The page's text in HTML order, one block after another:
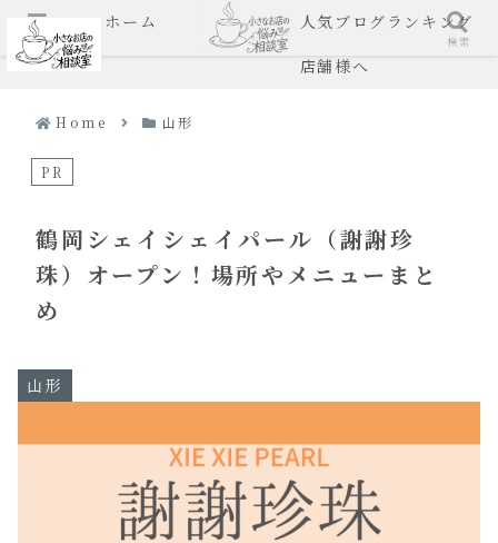
ホーム 人気ブログランキング
店舗様へ
Home 山形
PR
鶴岡シェイシェイパール（謝謝珍
珠）オープン！場所やメニューまと
め
山形
メニュー 検索